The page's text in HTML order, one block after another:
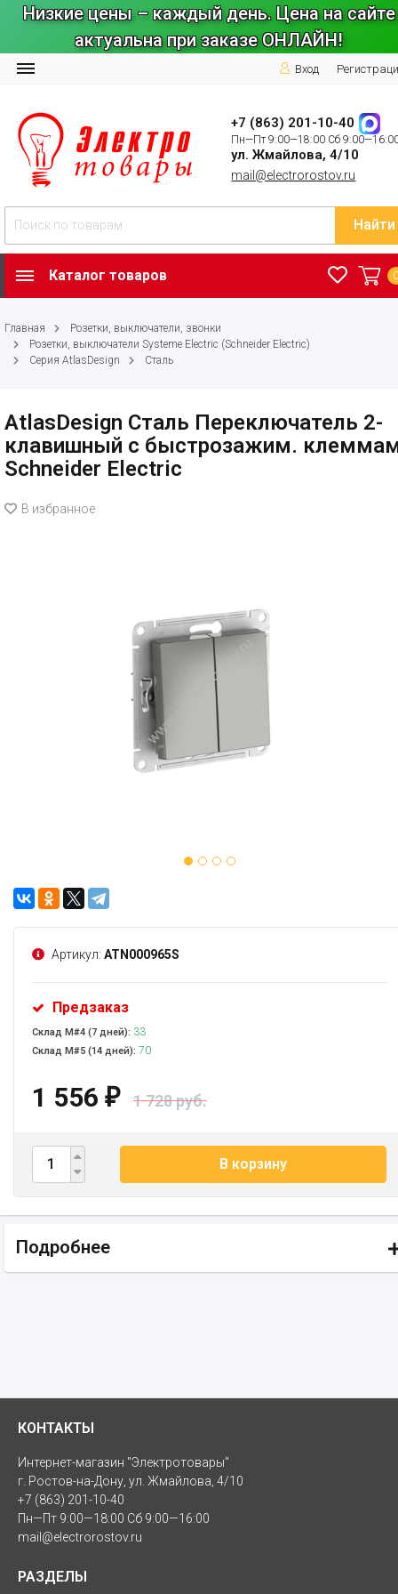
Низкие цены – каждый день. Цена на сайте
актуальна при заказе ОНЛАЙН!
Вход
+7 (863) 201-10-40
Пн—Пт 9:00—18:00 Сб
ул. Жмайлова, 4/10
mail@electrorostov.ru
Найти
Каталог товаров
Главная
Розетки, выключатели, звонки
Розетки, выключатели Systeme Electric (Schneider Electric)
Серия AtlasDesign
Сталь
AtlasDesign Сталь Переключатель 2-
клавишный с быстрозажим.
Schneider Electric
В избранное
Артикул: ATN000965S
Предзаказ
Склад М#4 (7 дней): 33
Склад М#5 (14 дней): 70
1 556 ₽ 1 728 руб.
В корзину
Подробнее
КОНТАКТЫ
Интернет-магазин "Электротовары"
г. Ростов-на-Дону, ул. Жмайлова, 4/10
+7 (863) 201-10-40
Пн—Пт 9:00—18:00 Сб 9:00—16:00
mail@electrorostov.ru
РАЗДЕЛЫ